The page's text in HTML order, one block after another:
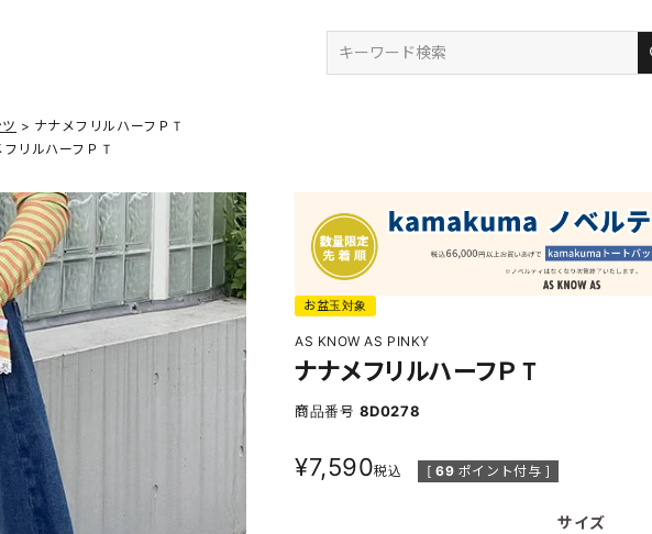
ナナメフリルハーフＰＴ
リルハーフＰＴ
お盆玉対象
AS KNOW AS PINKY
ナナメフリルハーフＰＴ
商品番号 8D0278
¥7,590税込 [ 69 ポイント付与 ]
サイズ